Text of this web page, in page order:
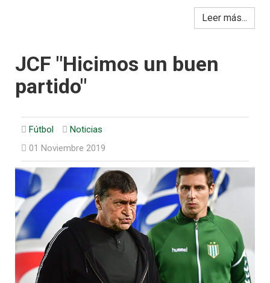
Leer más...
JCF "Hicimos un buen
partido"
Fútbol
Noticias
01 Noviembre 2019